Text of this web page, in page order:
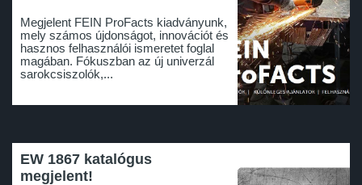
Megjelent FEIN ProFacts kiadványunk,
mely számos újdonságot, innovációt és
hasznos felhasználói ismeretet foglal
magában. Fókuszban az új univerzál
sarokcsiszolók,...
EW 1867 katalógus
megjelent!